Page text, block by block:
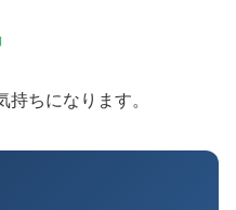
ちになります。